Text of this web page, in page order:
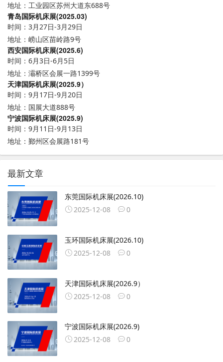
地址：工业园区苏州大道东688号
青岛国际机床展(2025.03)
时间：3月27日-3月29日
地址：崂山区苗岭路9号
西安国际机床展(2025.6)
时间：6月3日-6月5日
地址：灞桥区会展一路1399号
天津国际机床展(2025.9）
时间：9月17日-9月20日
地址：国展大道888号
宁波国际机床展(2025.9)
时间：9月11日-9月13日
地址：鄞州区会展路181号
最新文章
东莞国际机床展(2026.10)
2025-12-08
0
玉环国际机床展(2026.10)
2025-12-08
0
天津国际机床展(2026.9）
2025-12-08
0
宁波国际机床展(2026.9)
2025-12-08
0